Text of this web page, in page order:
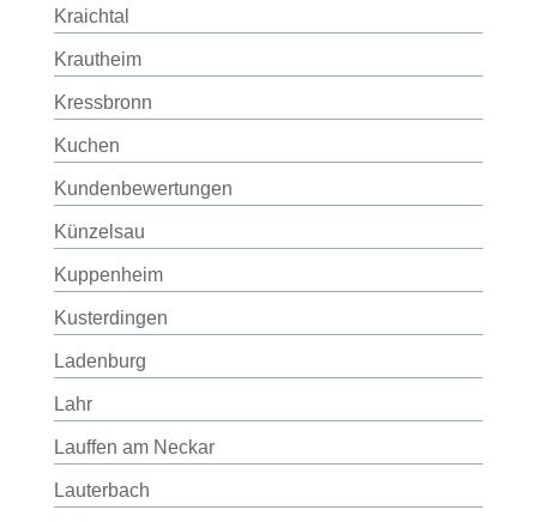
Kraichtal
Krautheim
Kressbronn
Kuchen
Kundenbewertungen
Künzelsau
Kuppenheim
Kusterdingen
Ladenburg
Lahr
Lauffen am Neckar
Lauterbach